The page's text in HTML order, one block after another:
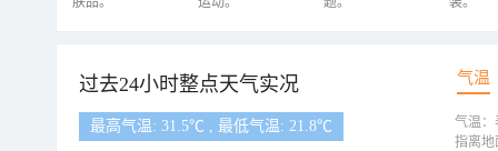
过去24小时整点天气实况 气温
最高气温: 31.5℃ , 最低气温: 21.8℃
气温：
指离地